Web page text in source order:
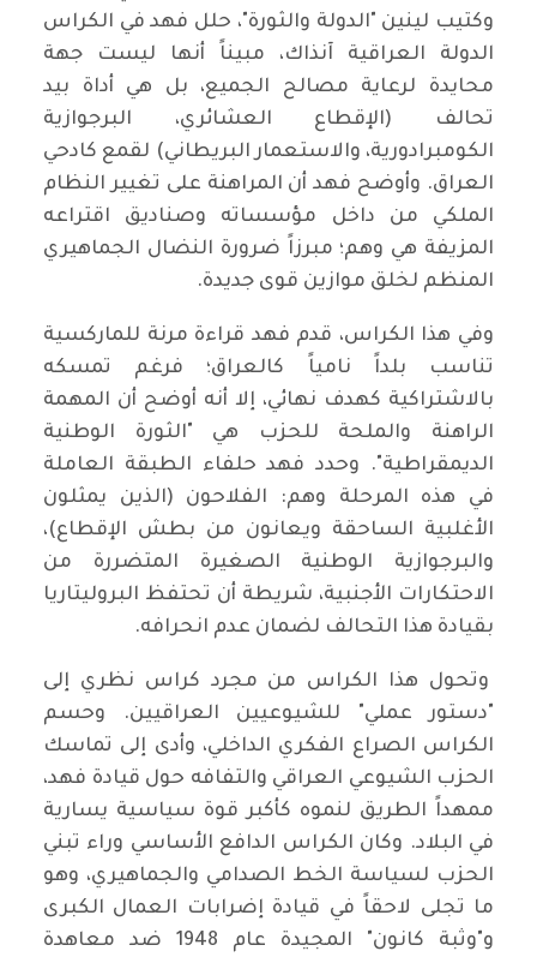
وكتيب لينين "الدولة والثورة"، حلل فهد في الكراس
الدولة العراقية آنذاك، مبيناً أنها ليست جهة
محايدة لرعاية مصالح الجميع، بل هي أداة بيد
تحالف (الإقطاع العشائري، البرجوازية
الكومبرادورية، والاستعمار البريطاني) لقمع كادحي
العراق. وأوضح فهد أن المراهنة على تغيير النظام
الملكي من داخل مؤسساته وصناديق اقتراعه
المزيفة هي وهم؛ مبرزاً ضرورة النضال الجماهيري
المنظم لخلق موازين قوى جديدة.
وفي هذا الكراس، قدم فهد قراءة مرنة للماركسية
تناسب بلداً نامياً كالعراق؛ فرغم تمسكه
بالاشتراكية كهدف نهائي، إلا أنه أوضح أن المهمة
الراهنة والملحة للحزب هي "الثورة الوطنية
الديمقراطية". وحدد فهد حلفاء الطبقة العاملة
في هذه المرحلة وهم: الفلاحون (الذين يمثلون
الأغلبية الساحقة ويعانون من بطش الإقطاع)،
والبرجوازية الوطنية الصغيرة المتضررة من
الاحتكارات الأجنبية، شريطة أن تحتفظ البروليتاريا
بقيادة هذا التحالف لضمان عدم انحرافه.
وتحول هذا الكراس من مجرد كراس نظري إلى
"دستور عملي" للشيوعيين العراقيين. وحسم
الكراس الصراع الفكري الداخلي، وأدى إلى تماسك
الحزب الشيوعي العراقي والتفافه حول قيادة فهد،
ممهداً الطريق لنموه كأكبر قوة سياسية يسارية
في البلاد. وكان الكراس الدافع الأساسي وراء تبني
الحزب لسياسة الخط الصدامي والجماهيري، وهو
ما تجلى لاحقاً في قيادة إضرابات العمال الكبرى
و"وثبة كانون" المجيدة عام 1948 ضد معاهدة